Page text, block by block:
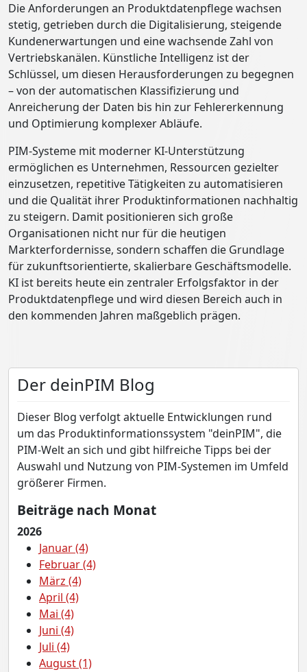
Die Anforderungen an Produktdatenpflege wachsen
stetig, getrieben durch die Digitalisierung, steigende
Kundenerwartungen und eine wachsende Zahl von
Vertriebskanälen. Künstliche Intelligenz ist der
Schlüssel, um diesen Herausforderungen zu begegnen
– von der automatischen Klassifizierung und
Anreicherung der Daten bis hin zur Fehlererkennung
und Optimierung komplexer Abläufe.
PIM-Systeme mit moderner KI-Unterstützung
ermöglichen es Unternehmen, Ressourcen gezielter
einzusetzen, repetitive Tätigkeiten zu automatisieren
und die Qualität ihrer Produktinformationen nachhaltig
zu steigern. Damit positionieren sich große
Organisationen nicht nur für die heutigen
Markterfordernisse, sondern schaffen die Grundlage
für zukunftsorientierte, skalierbare Geschäftsmodelle.
KI ist bereits heute ein zentraler Erfolgsfaktor in der
Produktdatenpflege und wird diesen Bereich auch in
den kommenden Jahren maßgeblich prägen.
Der deinPIM Blog
Dieser Blog verfolgt aktuelle Entwicklungen rund
um das Produktinformationssystem "deinPIM", die
PIM-Welt an sich und gibt hilfreiche Tipps bei der
Auswahl und Nutzung von PIM-Systemen im Umfeld
größerer Firmen.
Beiträge nach Monat
2026
Januar (4)
Februar (4)
März (4)
April (4)
Mai (4)
Juni (4)
Juli (4)
August (1)